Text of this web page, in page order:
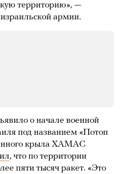
территорию», —
армии.
о начале военной
под названием «Потоп
крыла ХАМАС
, что по территории
пяти тысяч ракет. «Это